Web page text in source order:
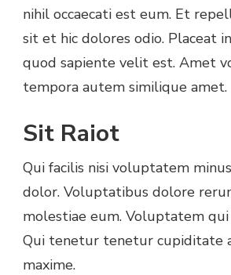
nihil occaecati est eum. Et
sit et hic dolores odio. Placeat
quod sapiente velit est. Amet
tempora autem similique amet.
Sit Raiot
Qui facilis nisi voluptatem
dolor. Voluptatibus dolore
molestiae eum. Voluptatem
Qui tenetur tenetur cupiditate
maxime.